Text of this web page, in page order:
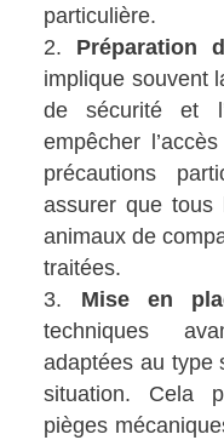
particulière.
Préparation
implique souvent
de sécurité et
empêcher
précautions
assurer que tous
animaux de
traitées.
Mise en
techniques
adaptées au type
situation. Cela
pièges